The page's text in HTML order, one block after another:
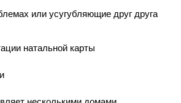
или усугубляющие друг друга
натальной карты